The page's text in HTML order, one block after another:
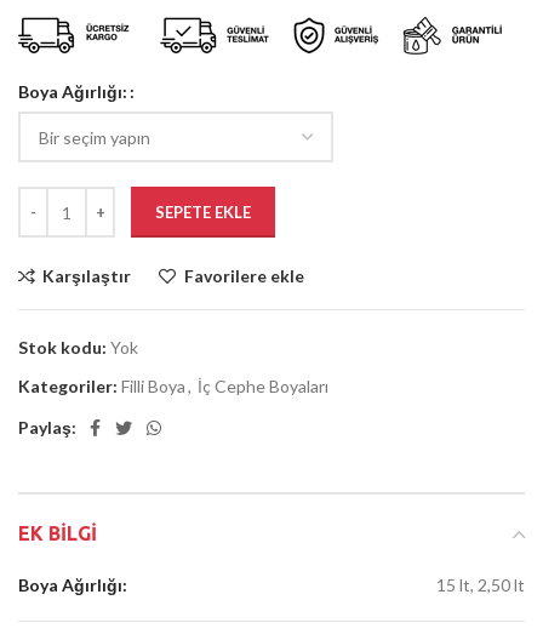
Boya Ağırlığı:
SEPETE EKLE
Karşılaştır Favorilere ekle
Stok kodu: Yok
Kategoriler: Filli Boya, İç Cephe Boyaları
Paylaş:
EK BILGI
Boya Ağırlığı: 15 lt, 2,50 lt